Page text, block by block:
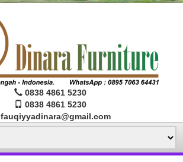
0838 4861 5230
0838 4861 5230
fauqiyyadinara@gmail.com